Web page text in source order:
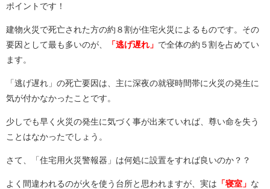
ポイントです！
建物火災で死亡された方の約８割が住宅火災によるものです。その
要因として最も多いのが、
「逃げ遅れ」 で全体の約５割を占めてい
ます。
「逃げ遅れ」の死亡要因は、主に深夜の就寝時間帯に火災の発生に
気が付かなかったことです。
少しでも早く火災の発生に気づく事が出来ていれば、尊い命を失う
ことはなかったでしょう。
さて、「住宅用火災警報器」は何処に設置をすれば良いのか？？
よく間違われるのが火を使う台所と思われますが、実は 「寝室」 な